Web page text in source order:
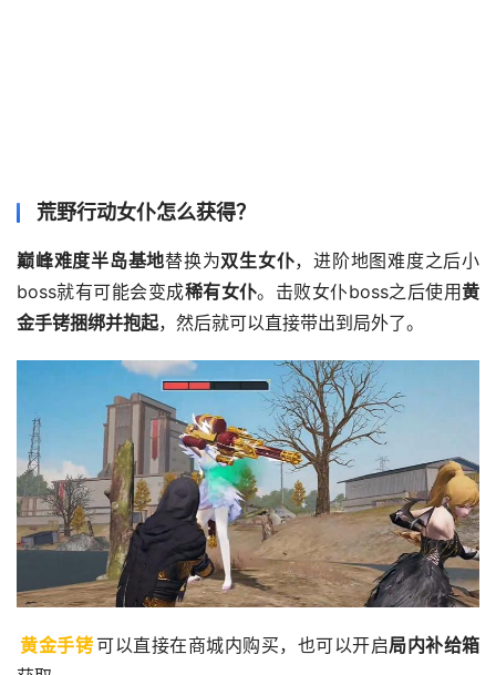
荒野行动女仆怎么获得？
巅峰难度半岛基地替换为双生女仆，进阶地图难度之后小
boss就有可能会变成稀有女仆。击败女仆boss之后使用黄
金手铐捆绑并抱起，然后就可以直接带出到局外了。
黄金手铐 可以直接在商城内购买，也可以开启局内补给箱